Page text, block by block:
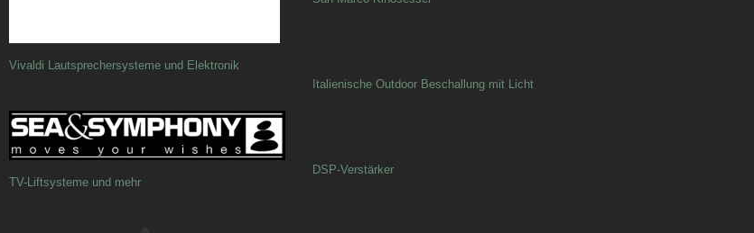
Vivaldi Lautsprechersysteme und Elektronik
TV-Liftsysteme und mehr
Italienische Outdoor Beschallung mit Licht
DSP-Verstärker